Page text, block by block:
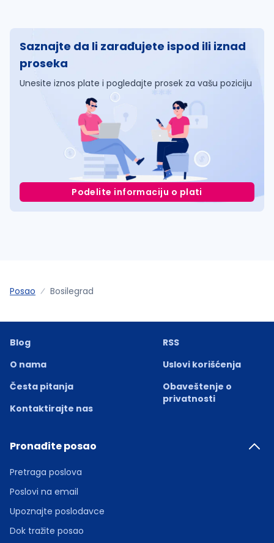
Saznajte da li zarađujete ispod ili iznad
proseka
Unesite iznos plate i pogledajte prosek za vašu poziciju
Podelite informaciju o plati
Posao Bosilegrad
Blog
O nama
Česta pitanja
Kontaktirajte nas
RSS
Uslovi korišćenja
Obaveštenje o
privatnosti
Pronađite posao
Pretraga poslova
Poslovi na email
Upoznajte poslodavce
Dok tražite posao